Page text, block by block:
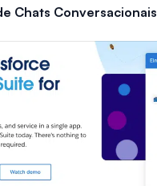
Chats Conversacionais